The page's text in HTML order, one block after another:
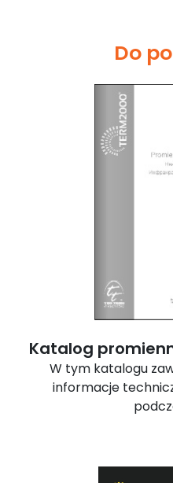
Do
Katalog
W tym katalogu
informacje